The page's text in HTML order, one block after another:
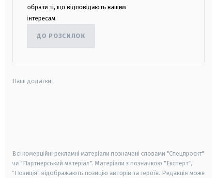
обрати ті, що відповідають вашим
інтересам.
ДО РОЗСИЛОК
Наші додатки:
Всі комерційні рекламні матеріали позначені словами "Спецпроєкт"
чи "Партнерський матеріал". Матеріали з позначкою "Експерт",
"Позиція" відображають позицію авторів та героїв. Редакція може